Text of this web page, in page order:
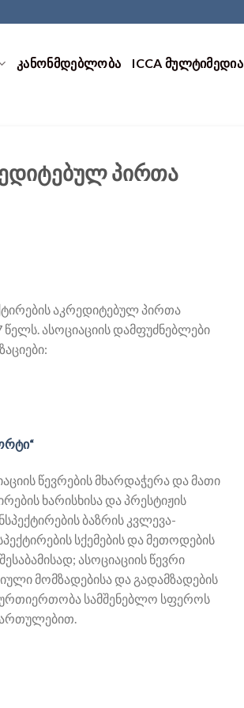
ᲙᲐᲜᲝᲜᲛᲓᲔᲑᲚᲝᲑᲐ ICCA ᲛᲣᲚᲢᲘᲛᲔᲓᲘᲐ
პირთა
აკრედიტებულ პირთა
წელს. ასოციაციის დამფუძნებლები
წევრების მხარდაჭერა და მათი
ხარისხისა და პრესტიჟის
ბაზრის კვლევა-
სქემების და მეთოდების
ასოციაციის წევრი
მომზადებისა და გადამზადების
ურთიერთობა სამშენებლო სფეროს